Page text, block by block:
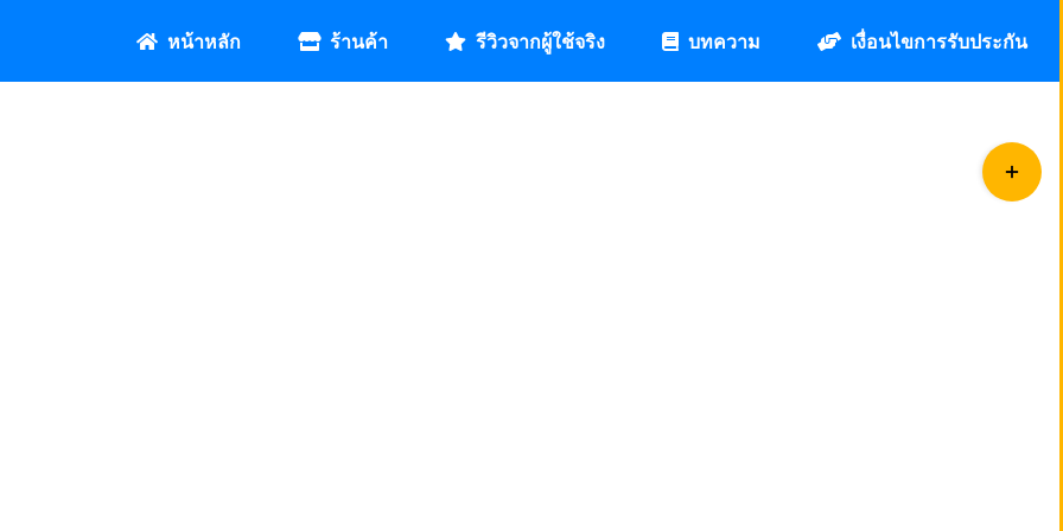
หน้าหลัก ร้านค้า รีวิวจากผู้ใช้จริง บทความ เงื่อนไขการรับประกัน
Toggle
Sliding
Bar